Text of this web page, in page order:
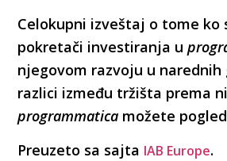
Celokupni izveštaj o tome ko
pokretači investiranja u
njegovom razvoju u narednih
razlici između tržišta prema
programmatica možete
Preuzeto sa sajta IAB Europe.